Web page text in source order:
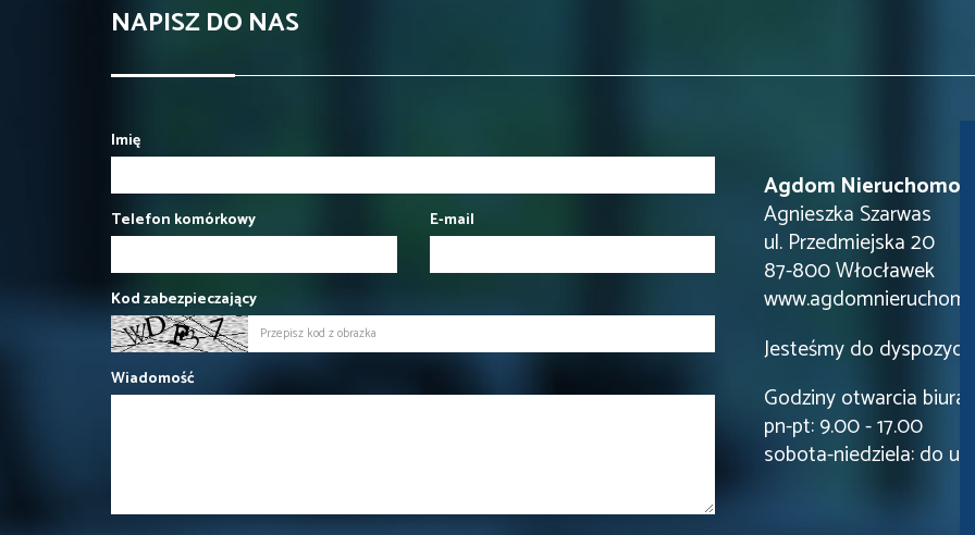
NAPISZ DO NAS
Imię
Telefon komórkowy E-mail
Kod zabezpieczający
Wiadomość
Agdom Nieruchomości
Agnieszka Szarwas
ul. Przedmiejska 20
87-800 Włocławek
Jesteśmy do
Godziny otwarcia biura:
pn-pt: 9.00 - 17.00
sobota-niedziela: do